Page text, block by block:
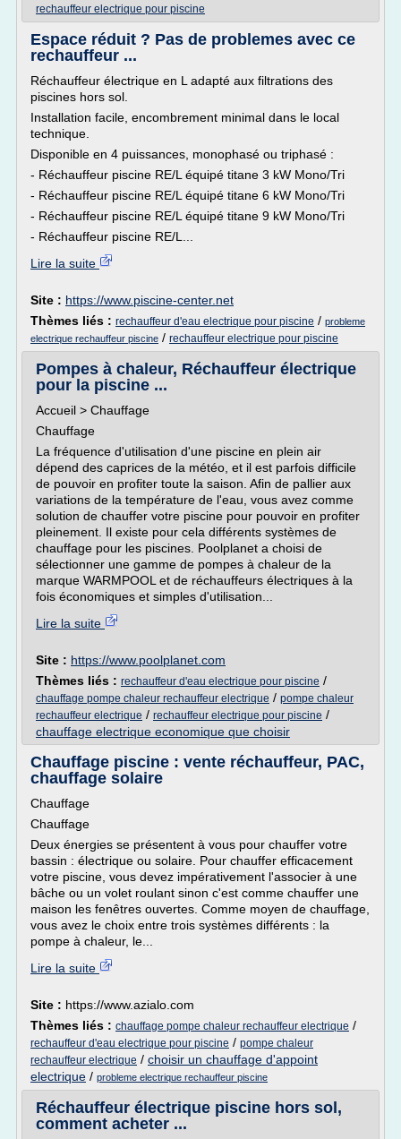
rechauffeur electrique pour piscine
Espace réduit ? Pas de problemes avec ce
rechauffeur ...
Réchauffeur électrique en L adapté aux filtrations des
piscines hors sol.
Installation facile, encombrement minimal dans le local
technique.
Disponible en 4 puissances, monophasé ou triphasé :
- Réchauffeur piscine RE/L équipé titane 3 kW Mono/Tri
- Réchauffeur piscine RE/L équipé titane 6 kW Mono/Tri
- Réchauffeur piscine RE/L équipé titane 9 kW Mono/Tri
- Réchauffeur piscine RE/L...
Lire la suite
Site : https://www.piscine-center.net
Thèmes liés : rechauffeur d'eau electrique pour piscine / probleme
electrique rechauffeur piscine / rechauffeur electrique pour piscine
Pompes à chaleur, Réchauffeur électrique
pour la piscine ...
Accueil > Chauffage
Chauffage
La fréquence d'utilisation d'une piscine en plein air
dépend des caprices de la météo, et il est parfois difficile
de pouvoir en profiter toute la saison. Afin de pallier aux
variations de la température de l'eau, vous avez comme
solution de chauffer votre piscine pour pouvoir en profiter
pleinement. Il existe pour cela différents systèmes de
chauffage pour les piscines. Poolplanet a choisi de
sélectionner une gamme de pompes à chaleur de la
marque WARMPOOL et de réchauffeurs électriques à la
fois économiques et simples d'utilisation...
Lire la suite
Site : https://www.poolplanet.com
Thèmes liés : rechauffeur d'eau electrique pour piscine /
chauffage pompe chaleur rechauffeur electrique / pompe chaleur
rechauffeur electrique / rechauffeur electrique pour piscine /
chauffage electrique economique que choisir
Chauffage piscine : vente réchauffeur, PAC,
chauffage solaire
Chauffage
Chauffage
Deux énergies se présentent à vous pour chauffer votre
bassin : électrique ou solaire. Pour chauffer efficacement
votre piscine, vous devez impérativement l'associer à une
bâche ou un volet roulant sinon c'est comme chauffer une
maison les fenêtres ouvertes. Comme moyen de chauffage,
vous avez le choix entre trois systèmes différents : la
pompe à chaleur, le...
Lire la suite
Site : https://www.azialo.com
Thèmes liés : chauffage pompe chaleur rechauffeur electrique /
rechauffeur d'eau electrique pour piscine / pompe chaleur
rechauffeur electrique / choisir un chauffage d'appoint
electrique / probleme electrique rechauffeur piscine
Réchauffeur électrique piscine hors sol,
comment acheter ...